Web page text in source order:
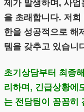
제가 발생하며, 사
을 초래합니다. 저희
한을 성공적으로 해
템을 갖추고 있습니
초기상담부터 최종
리하며, 긴급상황에
는 전담팀이 꼼꼼히